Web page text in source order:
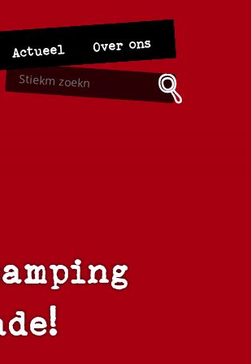
Actueel Over ons